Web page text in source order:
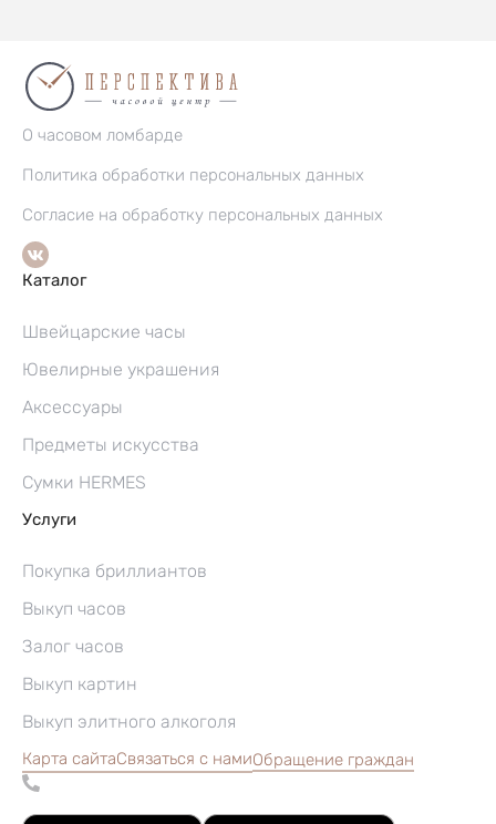
О часовом ломбарде
Политика обработки персональных данных
Согласие на обработку персональных данных
Каталог
Швейцарские часы
Ювелирные украшения
Аксессуары
Предметы искусства
Сумки HERMES
Услуги
Покупка бриллиантов
Выкуп часов
Залог часов
Выкуп картин
Выкуп элитного алкоголя
Карта сайтаСвязаться с намиОбращение граждан